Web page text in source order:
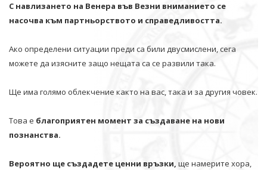
С навлизането на Венера във Везни вниманието се
насочва към партньорството и справедливостта.
Ако определени ситуации преди са били двусмислени, сега
можете да изясните защо нещата са се развили така.
Ще има голямо облекчение както на вас, така и за другия човек.
Това е благоприятен момент за създаване на нови
познанства.
Вероятно ще създадете ценни връзки, ще намерите хора,